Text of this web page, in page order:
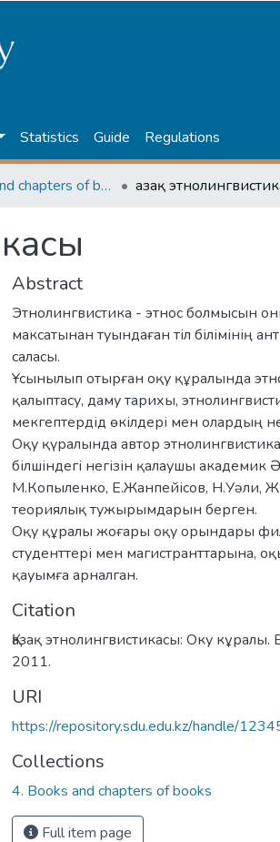
Statistics Guide Regulations
4. Books and chapters of books Қазақ
Abstract
Этнолингвистика - этнос болмысын
максатынан туындаған тіл білімінің
саласы.
Ұсынылып отырған оқу құралында
қалыптасу, даму тарихы,
мекгептердід өкілдері мен олардың
Оқу қүралында автор
білшіндегі негізін қалаушы академик
М.Копыленко, Е.Жанпейісов, Н.Уәли,
теориялық тужырымдарын берген.
Оқу құралы жоғары оқу орындары
студенттері мен магистранттарына,
қауымға арналган.
Citation
Қазақ этнолингвистикасы: Оку
2011.
URI
https://repository.sdu.edu.kz/handle/
Collections
4. Books and chapters of books
Full item page